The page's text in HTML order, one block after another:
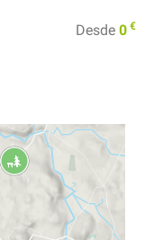
Desde 0 €